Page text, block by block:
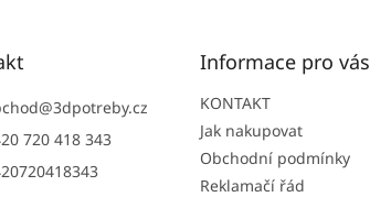
@3dpotreby.cz
720 418 343
Informace pro vás
KONTAKT
Jak nakupovat
Obchodní podmínky
Reklamačí řád